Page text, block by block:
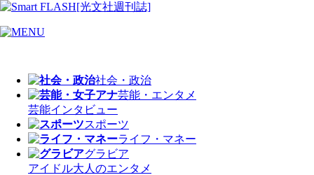
社会・政治
芸能・エンタメ
芸能インタビュー
スポーツ
ライフ・マネー
グラビア
アイドル大人のエンタメ